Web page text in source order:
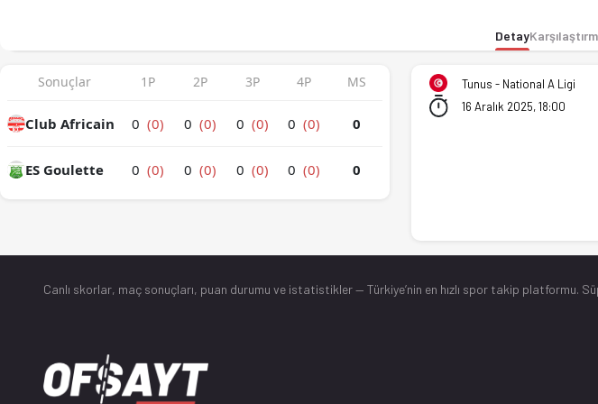
Detay
Sonuçlar 1P 2P 3P 4P MS
Club Africain 0 (0) 0 (0) 0 (0) 0 (0) 0
ES Goulette 0 (0) 0 (0) 0 (0) 0 (0) 0
Tunus - National A Ligi
16 Aralık 2025, 18:00
Canlı skorlar, maç sonuçları, puan durumu ve istatistikler — Türkiye’nin en hızlı spor takip platformu.